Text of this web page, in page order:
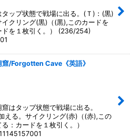
ップ状態で戦場に出る。(Ｔ)：(黒)
イクリング(黒)（(黒),このカードを
ドを１枚引く。） (236/254)
窟/Forgotten Cave《英語》
はタップ状態で戦場に出る。
える。サイクリング(赤)（(赤),この
：カードを１枚引く。）